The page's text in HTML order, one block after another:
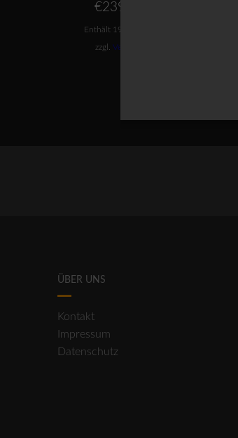
€239,00
Enthält 19% MwSt.
zzgl.Versand
ÜBER UNS
Kontakt
Impressum
Datenschutz